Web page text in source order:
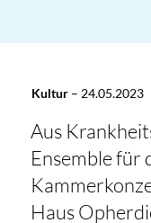
Kultur– 24.05.2023
Aus
Ensemble für
Haus